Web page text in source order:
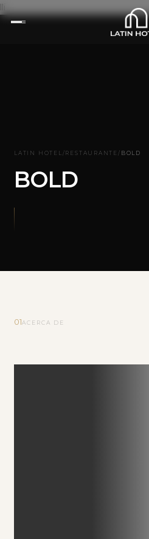
lli
LATIN HOTEL /RESTAURANTE/ BOLD
BOLD
01ACERCA DE